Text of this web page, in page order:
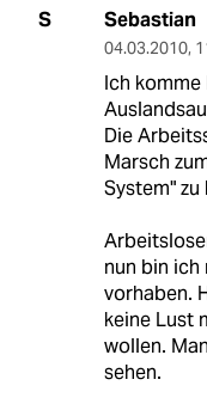
S Sebastian
04.03.2010,
Ich
Die
Marsch
System" zu
nun bin
vorhaben.
keine Lust
wollen.
sehen.